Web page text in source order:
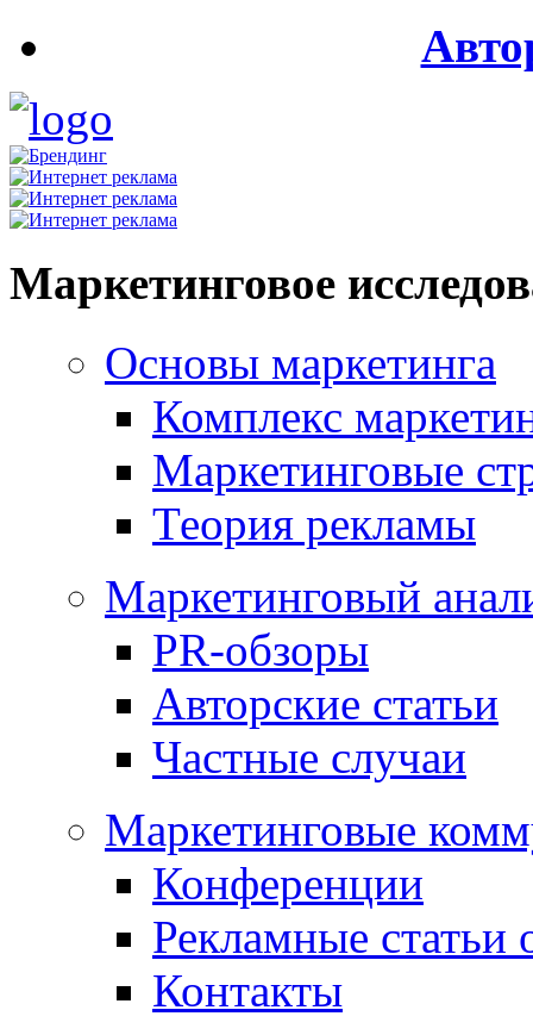
Маркетинговое
Основы маркетинга
Комплекс
Маркетинговые
Теория рекламы
Маркетинговый
PR-обзоры
Авторские статьи
Частные случаи
Маркетинговые
Конференции
Рекламные статьи
Контакты